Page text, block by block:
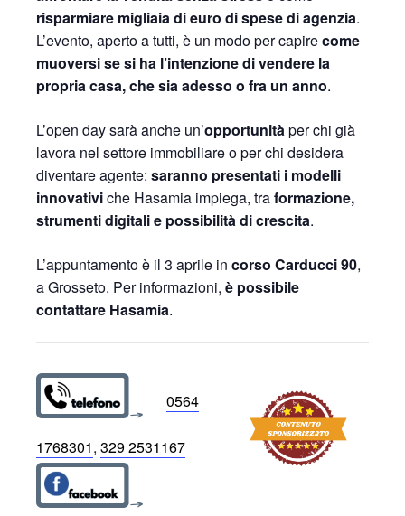
risparmiare migliaia di euro di spese di agenzia.
L’evento, aperto a tutti, è un modo per capirecome
muoversi se si ha l’intenzione di vendere la
propria casa, che sia adesso o fra un anno.
L’open day sarà anche un’opportunitàper chi già
lavora nel settore immobiliare o per chi desidera
diventare agente: saranno presentati i modelli
innovativiche Hasamia impiega, traformazione,
strumenti digitali e possibilità di crescita.
L’appuntamento è il 3 aprile in corso Carducci 90,
a Grosseto. Per informazioni, è possibile
contattare Hasamia.
0564
1768301, 329 2531167